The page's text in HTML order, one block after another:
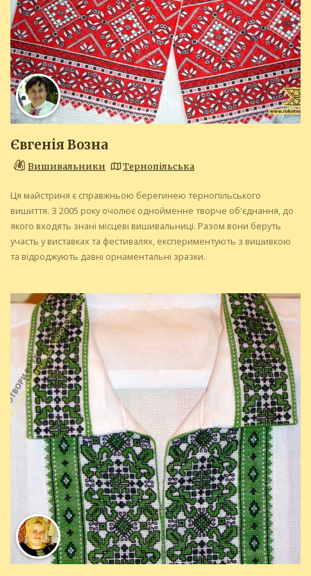
Євгенія Возна
Вишивальники Тернопільська
Ця майстриня є справжньою берегинею тернопільського
вишиття. З 2005 року очолює однойменне творче об'єднання, до
якого входять знані місцеві вишивальниці. Разом вони беруть
участь у виставках та фестивалях, експериментують з вишивкою
та відроджують давні орнаментальні зразки.